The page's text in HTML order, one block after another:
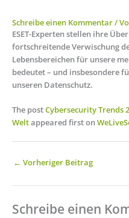
Schreibe einen Kommentar/
ESET-Experten stellen ihre
fortschreitende Verwischung
Lebensbereichen für unsere
bedeutet – und insbesondere
unseren Datenschutz.
The postCybersecurity Trends
Weltappeared first on
← Vorheriger Beitrag
Schreibe einen